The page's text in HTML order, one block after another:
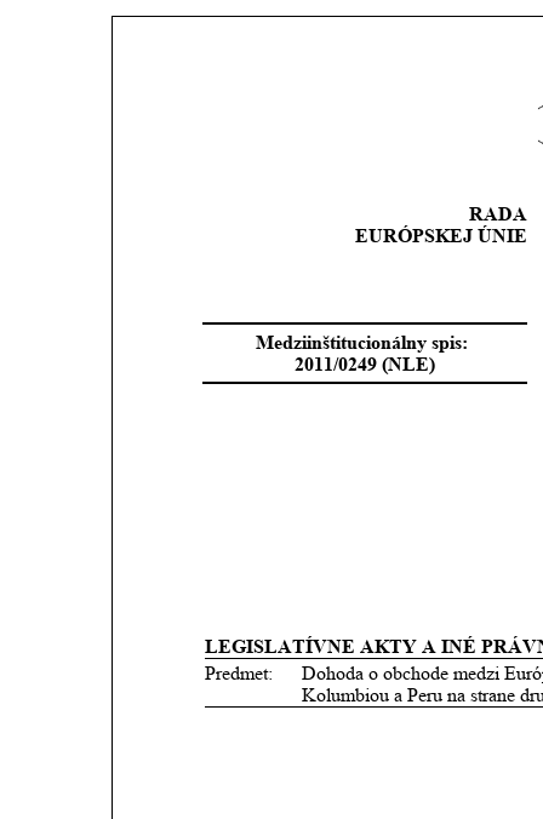
RADA
EURÓPSKEJ ÚNIE
Medziinštitucionálny spis:
2011/0249 (NLE)
LEGISLATÍVNE AKTY A INÉ
Predmet:
Dohoda o obchode medzi
Kolumbiou a Peru na strane